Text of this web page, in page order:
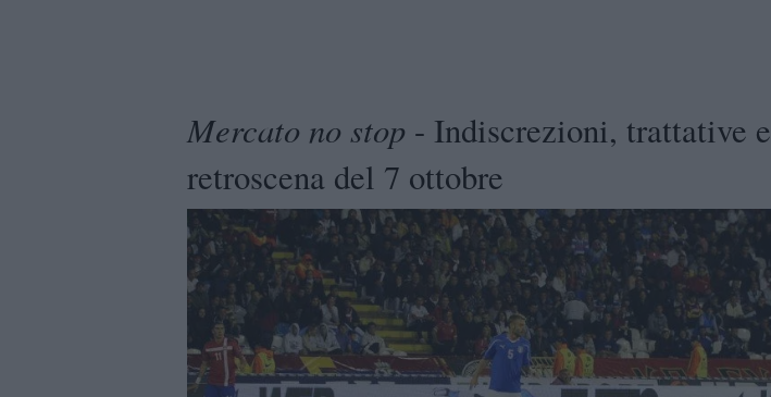
Mercato no stop - Indiscrezioni, trattative e
retroscena del 7 ottobre